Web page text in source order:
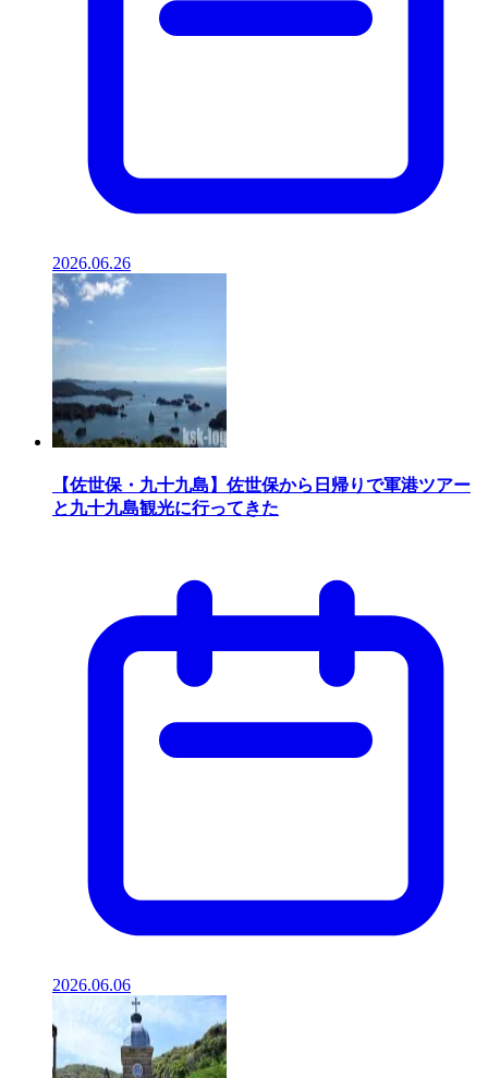
2026.06.26
【佐世保・九十九島】佐世保から日帰りで軍港ツアー
と九十九島観光に行ってきた
2026.06.06